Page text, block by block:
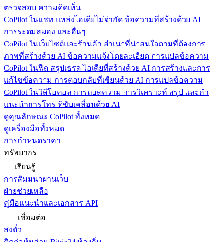
ตรวจสอบ ความคิดเห็น
CoPilot ในแชท แหล่งไอเดียไม่จำกัด ข้อความที่สร้างด้วย AI
การระดมสมอง และอื่นๆ
CoPilot ในเว็บไซต์และร้านค้า สำเนาที่น่าสนใจตามที่ต้องการ
ภาพที่สร้างด้วย AI ข้อความแจ้งโดยละเอียด การแปลข้อความ
CoPilot ในฟีด สรุปเธรด ไอเดียที่สร้างด้วย AI การสร้างและการ
แก้ไขข้อความ การตอบกลับที่เขียนด้วย AI การแปลข้อความ
CoPilot ในวิดีโอคอล การถอดความ การวิเคราะห์ สรุป และคำ
แนะนำการโทร ที่ขับเคลื่อนด้วย AI
ดูคุณลักษณะ CoPilot ทั้งหมด
ดูเครื่องมือทั้งหมด
การกำหนดราคา
ทรัพยากร
เรียนรู้
การสัมมนาผ่านเว็บ
ฝ่ายช่วยเหลือ
คู่มือแนะนำและเอกสาร API
เชื่อมต่อ
ส่งตั๋ว